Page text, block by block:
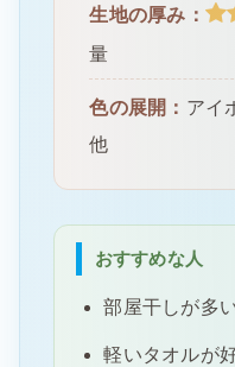
生地の厚み：
量
色の展開： アイ
他
おすすめな人
部屋干しが多
軽いタオルが